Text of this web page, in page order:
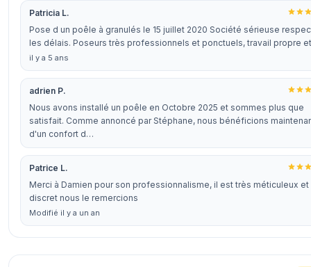
Patricia L.
Pose d un poêle à granulés le 15 juillet 2020 Société sérieuse
les délais. Poseurs très professionnels et ponctuels, travail propre
il y a 5 ans
adrien P.
Nous avons installé un poêle en Octobre 2025 et sommes plus que
satisfait. Comme annoncé par Stéphane, nous bénéficions
d'un confort d…
Patrice L.
Merci à Damien pour son professionnalisme, il est très méticuleux et
discret nous le remercions
Modifié il y a un an